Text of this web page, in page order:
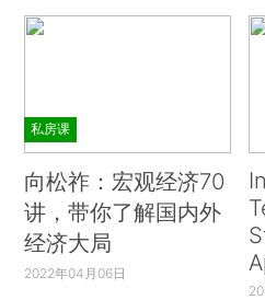
私房课
向松祚：宏观经济70
讲，带你了解国内外
经济大局
2022年04月06日